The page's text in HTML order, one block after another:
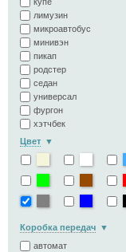
лимузин
микроавтобус
минивэн
пикап
родстер
седан
универсал
фургон
хэтчбек
Цвет
Коробка передач
автомат